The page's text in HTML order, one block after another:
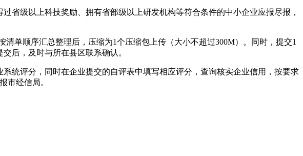
省级以上科技奖励、拥有省部级以上研发机构等符合条件的中小企业应报尽报，
单顺序汇总整理后，压缩为1个压缩包上传（大小不超过300M）。同时，提交1
后，及时与所在县区联系确认。
统评分，同时在企业提交的自评表中填写相应评分，查询核实企业信用，按要求
市经信局。